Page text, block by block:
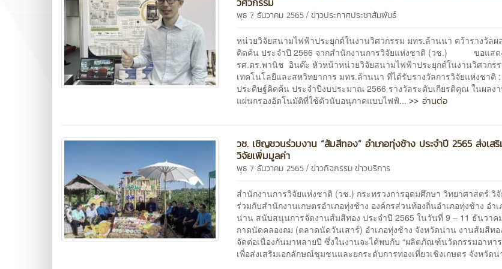
พุธ 7 ธันวาคม 2565 /ข่าวประกาศประชาสัมพันธ์
หน่วยวิจัยสนามไฟฟ้าประยุกต์ในงานวิศวกรรม มทร.ล้านนา คว้ารางวัลผ
คิดค้น ประจำปี 2566 จากสำนักงานการวิจัยแห่งชาติ (วช.) ขอแสด
รศ.ดร.พานิช อินต๊ะ หัวหน้าหน่วยวิจัยสนามไฟฟ้าประยุกต์ในงานวิศวกร
เทคโนโลยีและสหวิทยาการ มทร.ล้านนา ที่ได้รับรางวัลการวิจัยแห่งชาติ
ประดิษฐ์คิดค้น ประจำปีงบประมาณ 2566 รางวัลระดับเกียรติคุณ ในผลงา
แผ่นกรองอัตโนมัติที่ใช้ตัวนับอนุภาคแบบไฟฟ้...>> อ่านต่อ
วช. เชิญชวนร่วมงาน “ส้มสีทอง” อำเภอทุ่งช้าง ประจำปี 2565 ส่งเส
วิจัยเพิ่มมูลค่า
พุธ 7 ธันวาคม 2565 /ข่าวกิจกรรม ข่าวบริการ
สำนักงานการวิจัยแห่งชาติ (วช.) กระทรวงการอุดมศึกษา วิทยาศาสตร์ วิ
ร่วมกับสำนักงานเกษตรอำเภอทุ่งช้าง องค์กรส่วนท้องถิ่นอำเภอทุ่งช้าง อำ
น่าน สนับสนุนการจัดงานส้มสีทอง ประจำปี 2565 ในวันที่ 9 – 11 ธันวา
กาดนัดคลองถม (ตลาดนัดวันเสาร์) อำเภอทุ่งช้าง จังหวัดน่าน งานส้มสีท
จัดต่อเนื่องกันมาหลายปี ซึ่งในงานจะได้พบกับ “ผลิตภัณฑ์นวัตกรรมอาหา
เพื่อส่งเสริมเอกลักษณ์ชุมชนและยกระดับการท่องเที่ยวเชิงเกษตร จังหวัด